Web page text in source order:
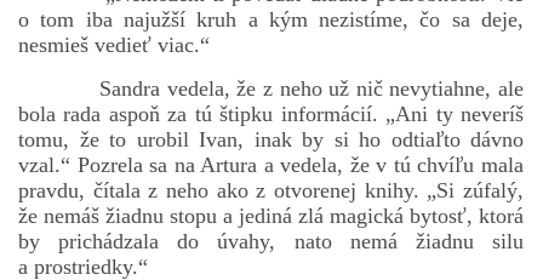
o tom iba najužší kruh a kým nezistíme, čo sa deje,
nesmieš vedieť viac.“
Sandra vedela, že z neho už nič nevytiahne, ale
bola rada aspoň za tú štipku informácií. „Ani ty neveríš
tomu, že to urobil Ivan, inak by si ho odtiaľto dávno
vzal.“ Pozrela sa na Artura a vedela, že v tú chvíľu mala
pravdu, čítala z neho ako z otvorenej knihy. „Si zúfalý,
že nemáš žiadnu stopu a jediná zlá magická bytosť, ktorá
by prichádzala do úvahy, nato nemá žiadnu silu
a prostriedky.“